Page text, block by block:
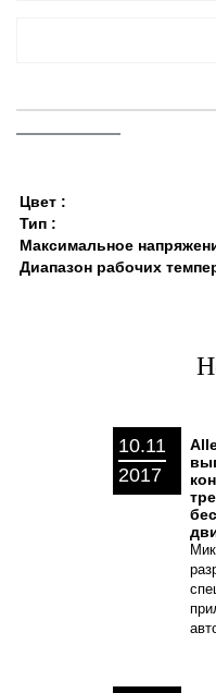
10.11
2017
Цвет :
Тип :
Максимальное
Диапазон рабочих